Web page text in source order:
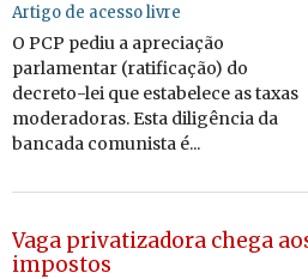
Artigo de acesso livre
O PCP pediu a apreciação
parlamentar (ratificação) do
decreto-lei que estabelece as taxas
moderadoras. Esta diligência da
bancada comunista é...
Vaga privatizadora chega
impostos